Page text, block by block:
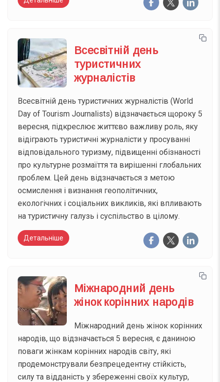
Всесвітній день
туристичних
журналістів
Всесвітній день туристичних журналістів (World
Day of Tourism Journalists) відзначається щороку 5
вересня, підкреслює життєво важливу роль, яку
відіграють туристичні журналісти у просуванні
відповідального туризму, підвищенні обізнаності
про культурне розмаїття та вирішенні глобальних
проблем. Цей день відзначається з метою
осмислення і визнання геополітичних,
екологічних і соціальних викликів, які впливають
на туристичну галузь і суспільство в цілому.
Детальніше
Міжнародний день
жінок корінних народів
Міжнародний день жінок корінних
народів, що відзначається 5 вересня, є даниною
поваги жінкам корінних народів світу, які
продемонстрували безпрецедентну стійкість,
силу та відданість у збереженні своїх культур,